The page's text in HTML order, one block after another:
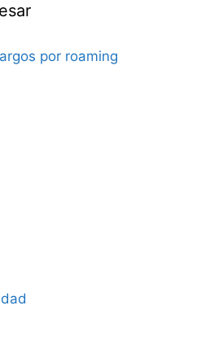
por roaming